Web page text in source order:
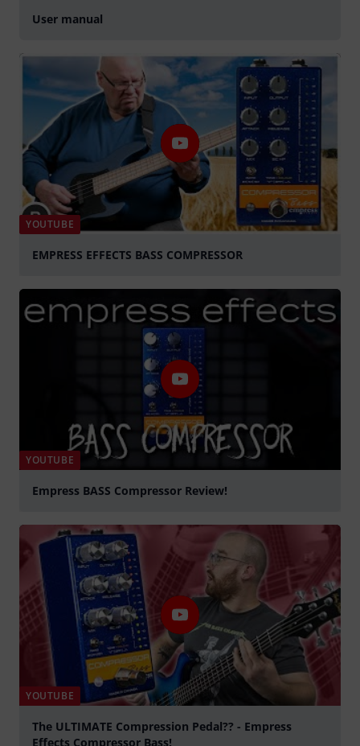
User manual
YOUTUBE
EMPRESS EFFECTS BASS COMPRESSOR
YOUTUBE
Empress BASS Compressor Review!
YOUTUBE
The ULTIMATE Compression Pedal?? - Empress
Effects Compressor Bass!